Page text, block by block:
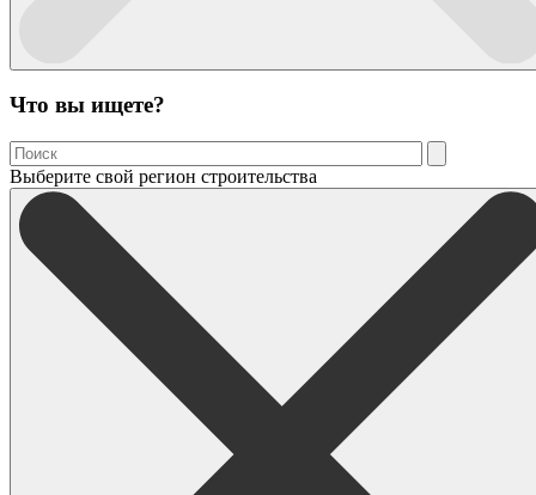
Что вы ищете?
Выберите свой регион строительства